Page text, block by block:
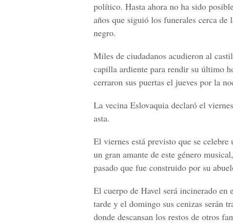
político. Hasta ahora no ha sido
años que siguió los funerales cerca
negro.
Miles de ciudadanos acudieron al
capilla ardiente para rendir su último
cerraron sus puertas el jueves por la
La vecina Eslovaquia declaró el
asta.
El viernes está previsto que se
un gran amante de este género
pasado que fue construido por su
El cuerpo de Havel será incinerado en
tarde y el domingo sus cenizas serán
donde descansan los restos de otros